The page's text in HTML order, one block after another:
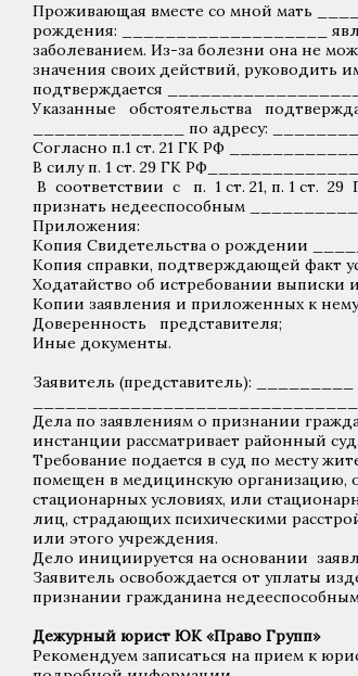
Проживающая вместе со мной мать
рождения: ___________________
заболеванием. Из-за болезни она не
значения своих действий, руководить
подтверждается
Указанные обстоятельства
______________ по адресу:
Согласно п.1 ст. 21 ГК РФ
В силу п. 1 ст. 29 ГК
В соответствии с п. 1 ст. 21, п. 1 ст.
признать недееспособным
Приложения:
Копия Свидетельства о рождении
Копия справки, подтверждающей факт
Ходатайство об истребовании выписки
Копии заявления и приложенных к
Доверенность представителя;
Иные документы.
Заявитель (представитель): _________
Дела по заявлениям о признании
инстанции рассматривает районный суд.
Требование подается в суд по месту
помещен в медицинскую организацию,
стационарных условиях, или
лиц, страдающих психическими
или этого учреждения.
Дело инициируется на основании
Заявитель освобождается от уплаты
признании гражданина
Дежурный юрист ЮК «Право Групп»
Рекомендуем записаться на прием к